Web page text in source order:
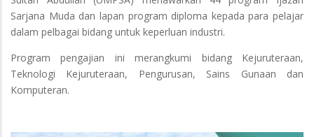
Sarjana Muda dan lapan program diploma kepada para pelajar
dalam pelbagai bidang untuk keperluan industri.
Program pengajian ini merangkumi bidang Kejuruteraan,
Teknologi Kejuruteraan, Pengurusan, Sains Gunaan dan
Komputeran.